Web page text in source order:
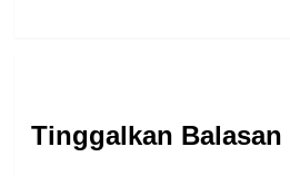
Tinggalkan Balasan